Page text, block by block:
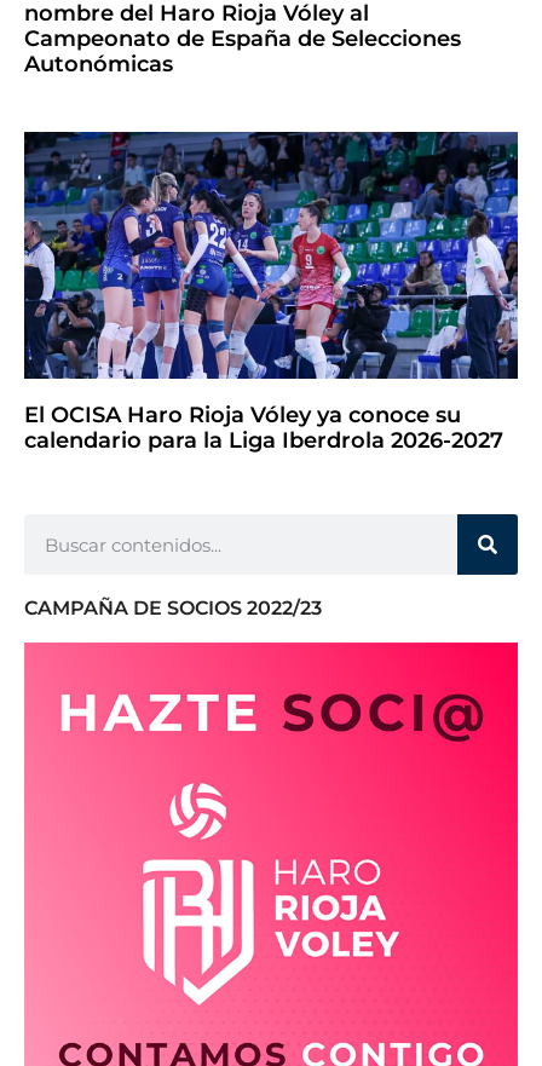
nombre del Haro Rioja Vóley al
Campeonato de España de Selecciones
Autonómicas
El OCISA Haro Rioja Vóley ya conoce su
calendario para la Liga Iberdrola 2026-2027
CAMPAÑA DE SOCIOS 2022/23